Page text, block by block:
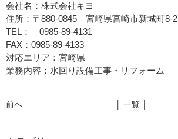
会社名：株式会社キヨ
住所：〒880-0845 宮崎県宮崎市新城町8-2
TEL： 0985-89-4131
FAX：0985-89-4133
対応エリア：宮崎県
業務内容：水回り設備工事・リフォーム
前へ │ 一覧 │